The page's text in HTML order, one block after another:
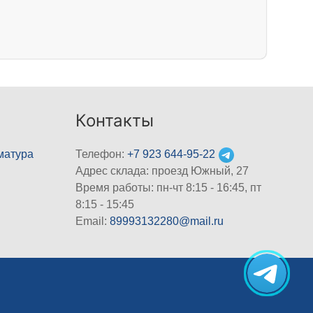
Контакты
Телефон:+7 923 644-95-22
Адрес склада: проезд Южный, 27
Время работы: пн-чт 8:15 - 16:45, пт
8:15 - 15:45
Email:89993132280@mail.ru